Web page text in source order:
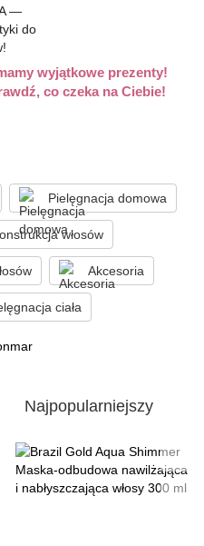
wyjątkowe prezenty!
co czeka na Ciebie!
Pielęgnacja domowa
włosów
Akcesoria
ciała
Najpopularniejszy